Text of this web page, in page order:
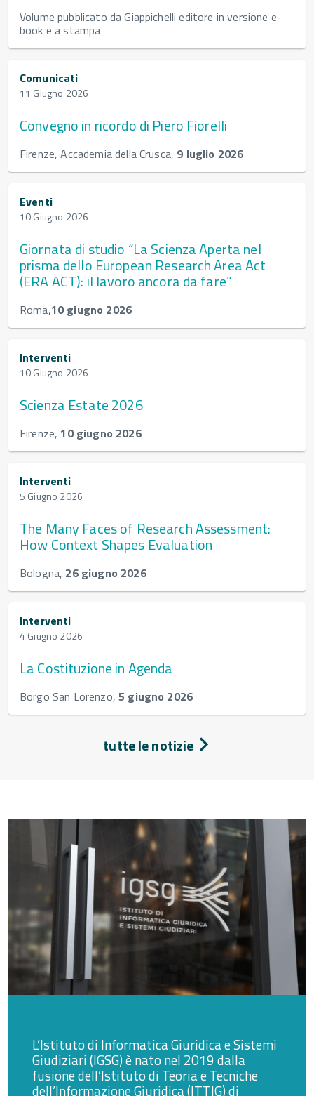
Volume pubblicato da Giappichelli editore in versione e-
book e a stampa
Comunicati
11 Giugno 2026
Convegno in ricordo di Piero Fiorelli
Firenze, Accademia della Crusca, 9 luglio 2026
Eventi
10 Giugno 2026
Giornata di studio “La Scienza Aperta nel
prisma dello European Research Area Act
(ERA ACT): il lavoro ancora da fare”
Roma,10 giugno 2026
Interventi
10 Giugno 2026
Scienza Estate 2026
Firenze, 10 giugno 2026
Interventi
5 Giugno 2026
The Many Faces of Research Assessment:
How Context Shapes Evaluation
Bologna, 26 giugno 2026
Interventi
4 Giugno 2026
La Costituzione in Agenda
Borgo San Lorenzo,5 giugno 2026
tutte le notizie
L’Istituto di Informatica Giuridica e Sistemi
Giudiziari (IGSG) è nato nel 2019 dalla
fusione dell’Istituto di Teoria e Tecniche
dell’Informazione Giuridica (ITTIG) di